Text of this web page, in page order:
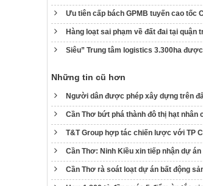
Ưu tiên cấp bách GPMB tuyến cao tốc
Hàng loạt sai phạm về đất đai tại quận
Siêu” Trung tâm logistics 3.300ha
Những tin cũ hơn
Người dân được phép xây dựng trên
Cần Thơ bứt phá thành đô thị hạt nhân
T&T Group hợp tác chiến lược với TP
Cần Thơ: Ninh Kiều xin tiếp nhận dự án
Cần Thơ rà soát loạt dự án bất động